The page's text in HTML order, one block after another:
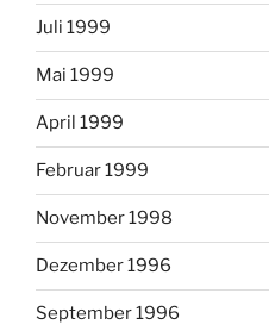
Juli 1999
Mai 1999
April 1999
Februar 1999
November 1998
Dezember 1996
September 1996